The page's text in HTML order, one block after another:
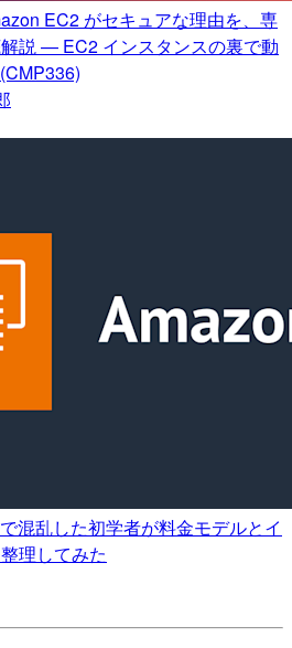
EC2 がセキュアな理由を、専
説 — EC2 インスタンスの裏で動
混乱した初学者が料金モデルとイ
理してみた